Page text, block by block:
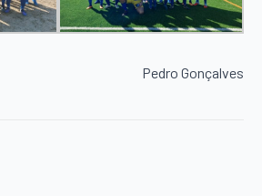
Pedro Gonçalves